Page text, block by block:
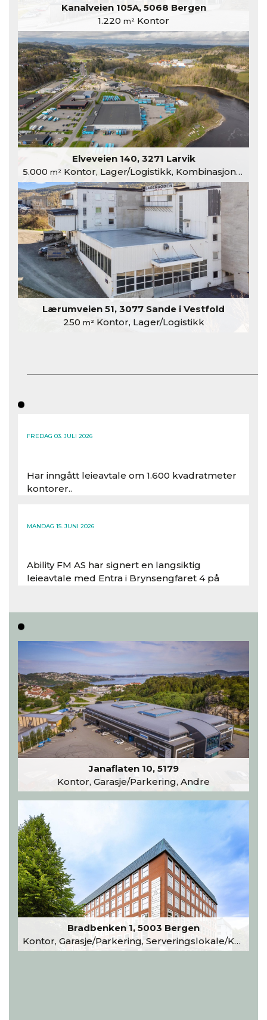
Kanalveien 105A, 5068 Bergen
1.220 m² Kontor
Elveveien 140, 3271 Larvik
5.000 m²Kontor, Lager/Logistikk, Kombinasjonslokaler
Lærumveien 51, 3077 Sande i Vestfold
250 m²Kontor, Lager/Logistikk
FREDAG 03. JULI 2026
Har inngått leieavtale om 1.600 kvadratmeter
kontorer..
MANDAG 15. JUNI 2026
Ability FM AS har signert en langsiktig
leieavtale med Entra i Brynsengfaret 4 på
Les hele artikkelen
Janaflaten 10, 5179
Kontor, Garasje/Parkering, Andre
Bradbenken 1, 5003 Bergen
Kontor, Garasje/Parkering, Serveringslokale/Kantine, Undervisning/Arrangement